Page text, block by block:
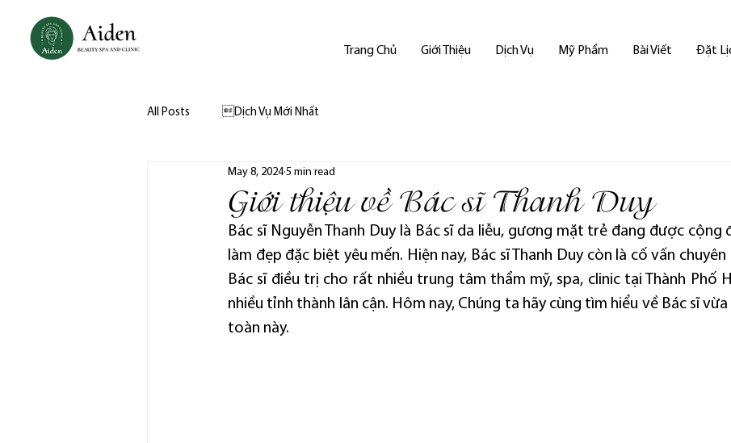
Trang Chủ Giới Thiệu Dịch Vụ Mỹ Phẩm Bài Viết Đặt
All Posts Dịch Vụ Mới Nhất
Giới thiệu về Bác sĩ Thanh Duy
May 8, 2024 5 min read
Bác sĩ Nguyễn Thanh Duy là Bác sĩ da liễu, gương mặt trẻ đang được cộng
làm đẹp đặc biệt yêu mến. Hiện nay, Bác sĩ Thanh Duy còn là cố vấn
Bác sĩ điều trị cho rất nhiều trung tâm thẩm mỹ, spa, clinic tại Thành Phố
nhiều tỉnh thành lân cận. Hôm nay, Chúng ta hãy cùng tìm hiểu về Bác sĩ
toàn này.